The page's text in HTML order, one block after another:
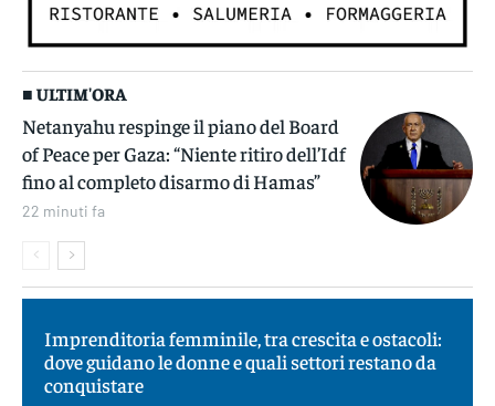
■ ULTIM'ORA
Netanyahu respinge il piano del Board
of Peace per Gaza: “Niente ritiro dell’Idf
fino al completo disarmo di Hamas”
22 minuti fa
Imprenditoria femminile, tra crescita e ostacoli:
dove guidano le donne e quali settori restano da
conquistare